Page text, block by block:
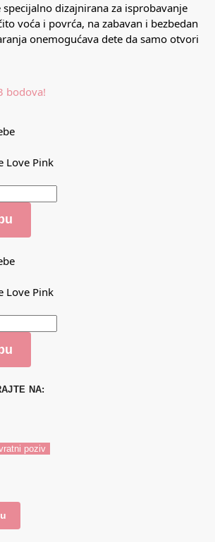
specijalno dizajnirana za isprobavanje
voća i povrća, na zabavan i bezbedan
onemogućava dete da samo otvori
bodova!
Love Pink
Love Pink
NA:
poziv